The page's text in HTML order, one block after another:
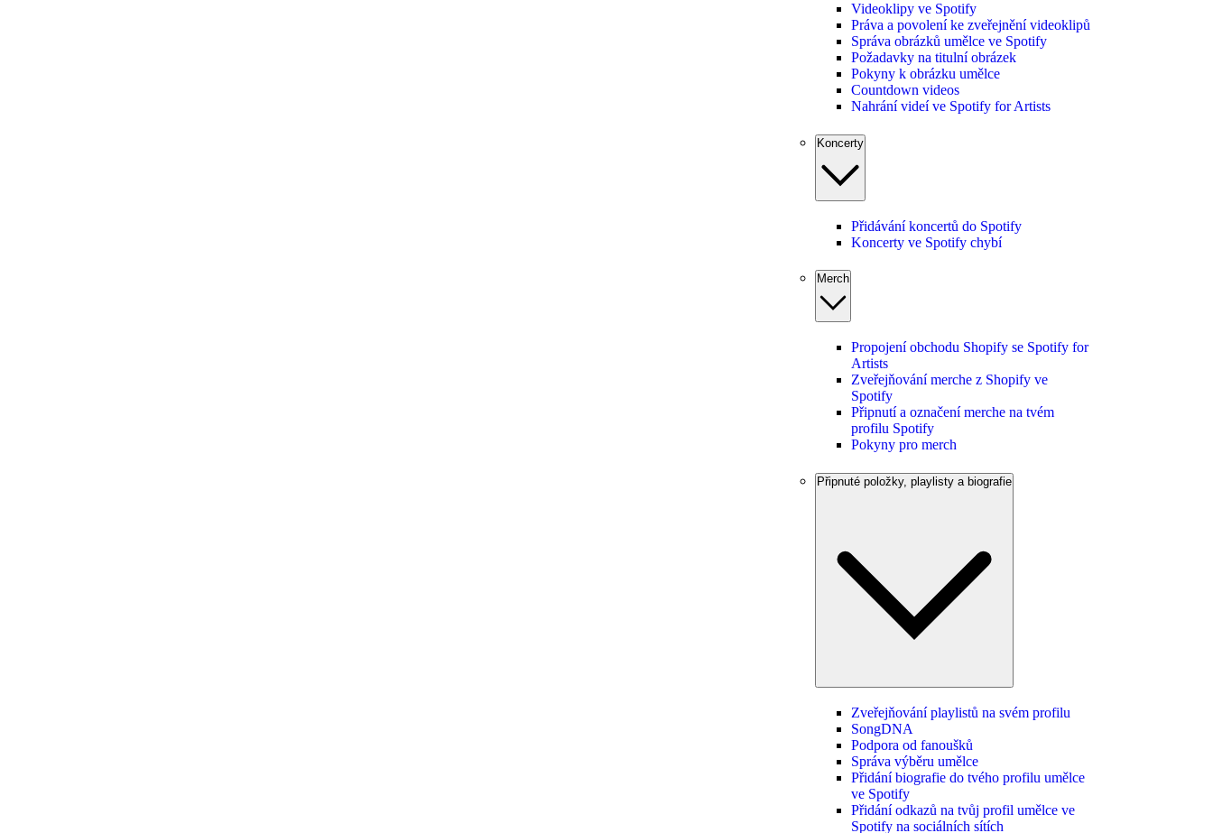
Videoklipy ve Spotify
Práva a povolení ke zveřejnění videoklipů
Správa obrázků umělce ve Spotify
Požadavky na titulní obrázek
Pokyny k obrázku umělce
Countdown videos
Nahrání videí ve Spotify for Artists
Koncerty
Přidávání koncertů do Spotify
Koncerty ve Spotify chybí
Merch
Propojení obchodu Shopify se Spotify for
Artists
Zveřejňování merche z Shopify ve
Spotify
Připnutí a označení merche na tvém
profilu Spotify
Pokyny pro merch
Připnuté položky, playlisty a biografie
Zveřejňování playlistů na svém profilu
SongDNA
Podpora od fanoušků
Správa výběru umělce
Přidání biografie do tvého profilu umělce
ve Spotify
Přidání odkazů na tvůj profil umělce ve
Spotify na sociálních sítích